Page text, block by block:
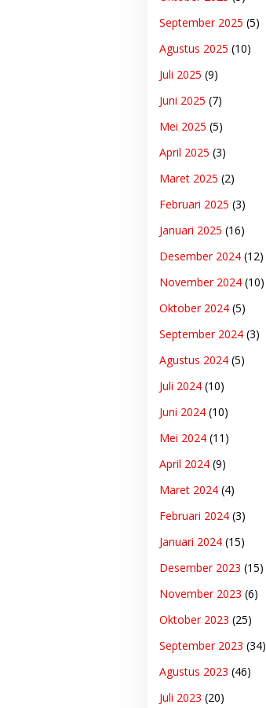
September 2025 (5)
Agustus 2025 (10)
Juli 2025 (9)
Juni 2025 (7)
Mei 2025 (5)
April 2025 (3)
Maret 2025 (2)
Februari 2025 (3)
Januari 2025 (16)
Desember 2024(12)
November 2024(10)
Oktober 2024(5)
September 2024(3)
Agustus 2024(5)
Juli 2024(10)
Juni 2024(10)
Mei 2024(11)
April 2024(9)
Maret 2024(4)
Februari 2024(3)
Januari 2024(15)
Desember 2023 (15)
November 2023 (6)
Oktober 2023 (25)
September 2023 (34)
Agustus 2023 (46)
Juli 2023 (20)